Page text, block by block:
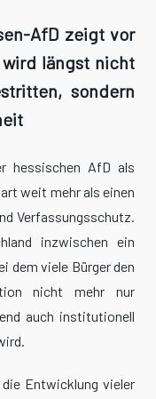
AfD zeigt vor
längst nicht
sondern
hessischen AfD als
weit mehr als einen
Verfassungsschutz.
inzwischen ein
viele Bürger den
nicht mehr nur
auch institutionell
Entwicklung vieler